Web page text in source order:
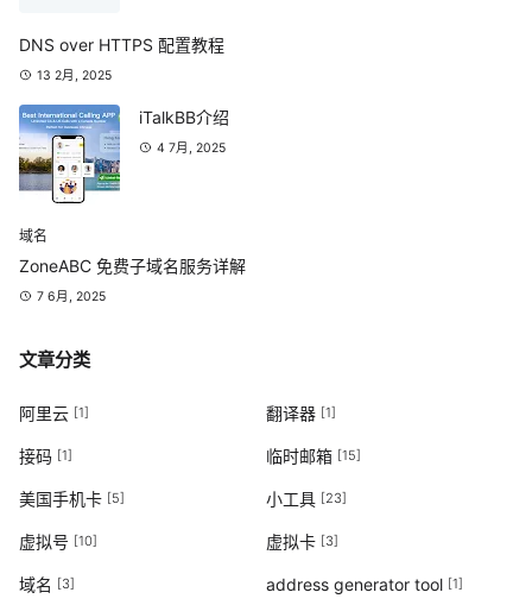
DNS over HTTPS 配置教程
13 2月, 2025
iTalkBB介绍
4 7月, 2025
域名
ZoneABC 免费子域名服务详解
7 6月, 2025
文章分类
阿里云 [1] 翻译器 [1]
接码 [1] 临时邮箱 [15]
美国手机卡 [5] 小工具 [23]
虚拟号 [10] 虚拟卡 [3]
域名 [3] address generator tool [1]